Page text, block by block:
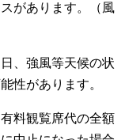
があります。（風
、強風等天候の状
性があります。
料観覧席代の全額